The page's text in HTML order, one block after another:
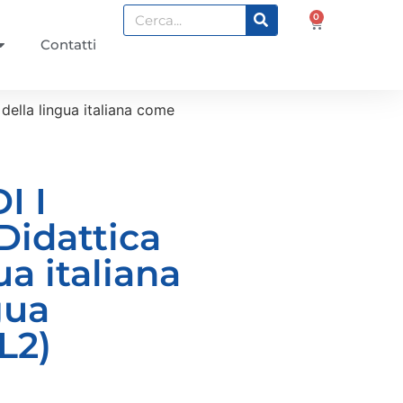
Contatti
0
lingua italiana come
I
italiana